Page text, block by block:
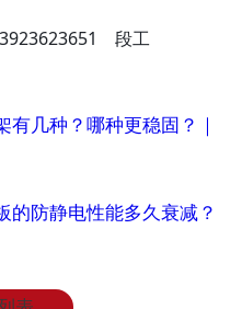
段工
有几种？哪种更稳固？｜
的防静电性能多久衰减？